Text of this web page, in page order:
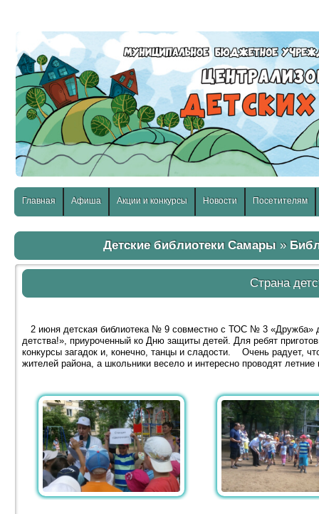
Главная Афиша Акции и конкурсы Новости Посетителям
Детские библиотеки Самары»
Страна
2 июня детская библиотека № 9 совместно с ТОС № 3 «Дружба»
детства!», приуроченный ко Дню защиты детей. Для ребят
конкурсы загадок и, конечно, танцы и сладости. Очень радует,
жителей района, а школьники весело и интересно проводят летние